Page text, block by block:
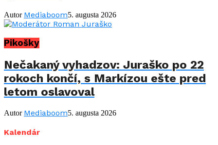
Autor Mediaboom5. augusta 2026
Pikošky
Nečakaný vyhadzov: Juraško po 22
rokoch končí, s Markízou ešte pred
letom oslavoval
Autor Mediaboom5. augusta 2026
Kalendár